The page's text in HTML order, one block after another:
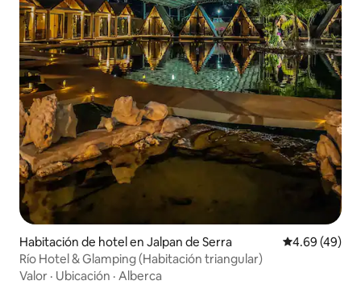
Habitación de hotel en Jalpan de Serra Calificación
4.69 (49)
Río Hotel & Glamping (Habitación triangular)
Valor · Ubicación · Alberca